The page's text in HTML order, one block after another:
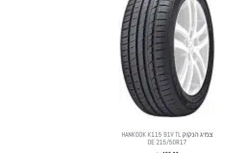
צמיג הנקוק HANKOOK K115 91V TL
OE 215/50R17